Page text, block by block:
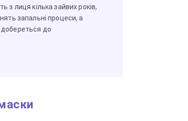
з лиця кілька зайвих років,
запальні процеси, а
до